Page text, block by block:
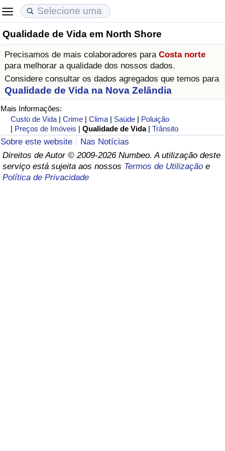
Qualidade de Vida em North Shore
Precisamos de mais colaboradores para Costa norte
para melhorar a qualidade dos nossos dados.
Considere consultar os dados agregados que temos para
Qualidade de Vida na Nova Zelândia
Mais Informações:
Custo de Vida |Crime |Clima | Saúde | Poluição
| Preços de Imóveis |Qualidade de Vida |Trânsito
Sobre este website
Nas Notícias
Direitos de Autor © 2009-2026 Numbeo. A utilização deste
serviço está sujeita aos nossos Termos de Utilização e
Política de Privacidade
Custo de Vida
Indicador de Custo de Vida (Atual)
Indicador de Custo de Vida
Indicador de Custo de Vida Por País
em Aqaba
Preços de Imóveis
Indicador de Preços de Imóveis (Atual)
Indicador de Preços de Imóveis
Indicador de Preços de Imóveis por País
Qualidade de Vida
Indicador de Qualidade de Vida
Indicador de Qualidade de Vida (Atual)
Índice de qualidade de vida por país
Crime
Taxa do Indicador de Crime (Atual)